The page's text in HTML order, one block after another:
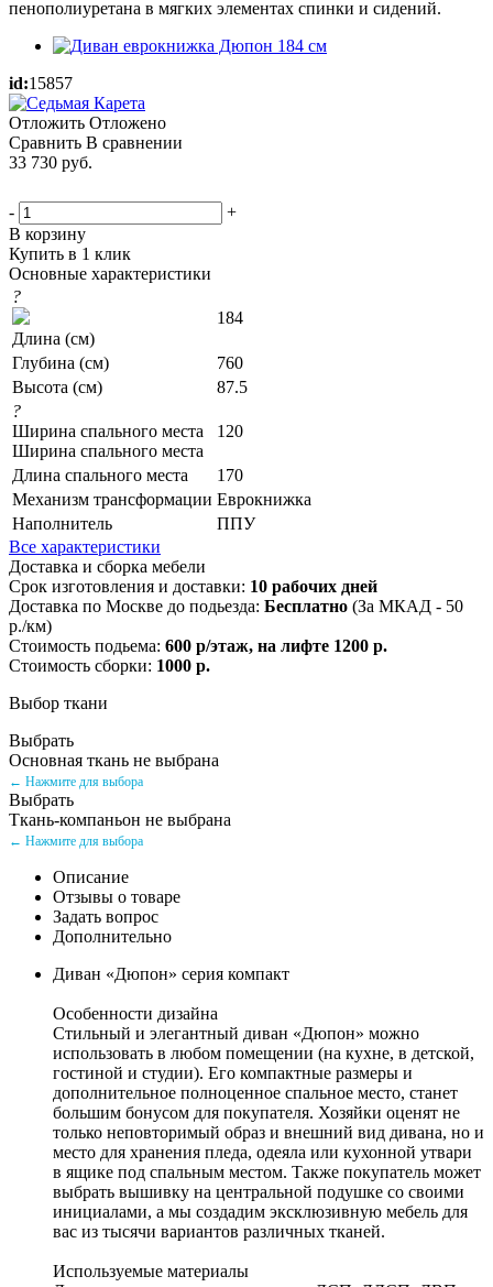
пенополиуретана в мягких элементах спинки и сидений.
id:15857
Отложить Отложено
Сравнить В сравнении
33 730 руб.
-
+
В корзину
Купить в 1 клик
Основные характеристики
?
Длина (см)
184
Глубина (см)
760
Высота (см)
87.5
?
Ширина спального места
Ширина спального места
120
Длина спального места
170
Механизм трансформации Еврокнижка
Наполнитель
ППУ
Все характеристики
Доставка и сборка мебели
Срок изготовления и доставки: 10 рабочих дней
Доставка по Москве до подьезда: Бесплатно (За МКАД - 50
р./км)
Стоимость подьема: 600 р/этаж, на лифте 1200 р.
Стоимость сборки: 1000 р.
Выбор ткани
Выбрать
Основная ткань не выбрана
← Нажмите для выбора
Выбрать
Ткань-компаньон не выбрана
← Нажмите для выбора
Описание
Отзывы о товаре
Задать вопрос
Дополнительно
Диван «Дюпон» серия компакт
Особенности дизайна
Стильный и элегантный диван «Дюпон» можно
использовать в любом помещении (на кухне, в детской,
гостиной и студии). Его компактные размеры и
дополнительное полноценное спальное место, станет
большим бонусом для покупателя. Хозяйки оценят не
только неповторимый образ и внешний вид дивана, но и
место для хранения пледа, одеяла или кухонной утвари
в ящике под спальным местом. Также покупатель может
выбрать вышивку на центральной подушке со своими
инициалами, а мы создадим эксклюзивную мебель для
вас из тысячи вариантов различных тканей.
Используемые материалы